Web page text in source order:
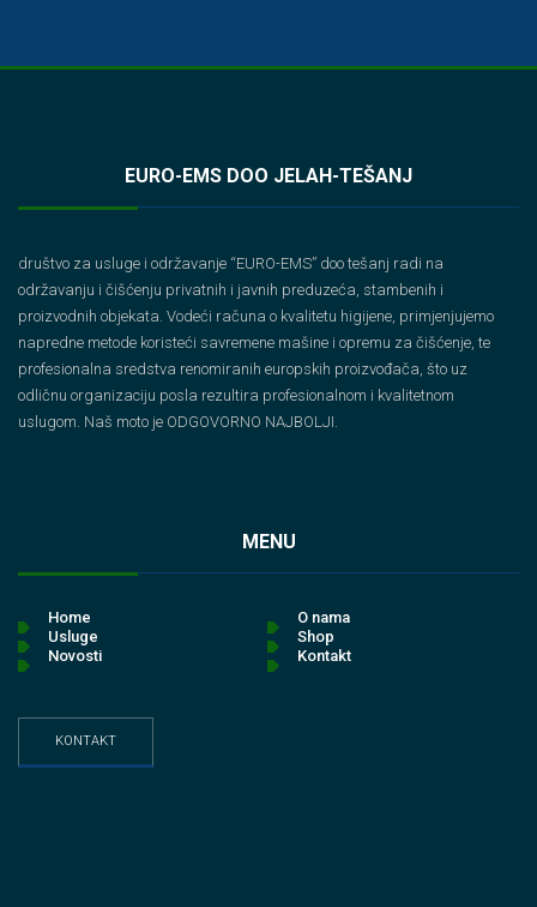
EURO-EMS DOO JELAH-TEŠANJ
društvo za usluge i održavanje “EURO-EMS” doo tešanj radi na
održavanju i čišćenju privatnih i javnih preduzeća, stambenih i
proizvodnih objekata. Vodeći računa o kvalitetu higijene, primjenjujemo
napredne metode koristeći savremene mašine i opremu za čišćenje, te
profesionalna sredstva renomiranih europskih proizvođača, što uz
odličnu organizaciju posla rezultira profesionalnom i kvalitetnom
uslugom. Naš moto je ODGOVORNO NAJBOLJI.
MENU
Home
O nama
Usluge
Shop
Novosti
Kontakt
KONTAKT